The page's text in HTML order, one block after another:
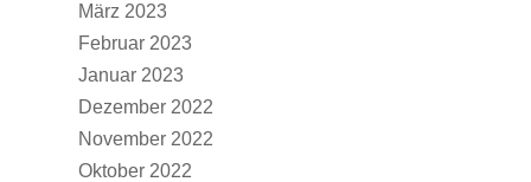
März 2023
Februar 2023
Januar 2023
Dezember 2022
November 2022
Oktober 2022